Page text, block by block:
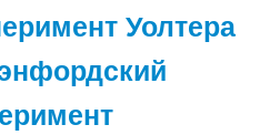
Уолтера